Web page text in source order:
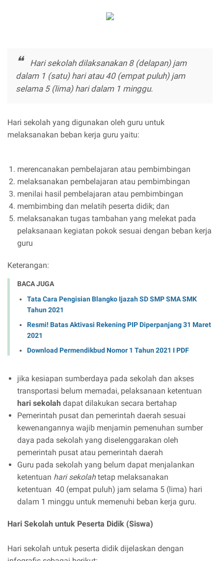
Hari sekolah dilaksanakan 8 (delapan) jam
dalam 1 (satu) hari atau 40 (empat puluh) jam
selama 5 (lima) hari dalam 1 minggu.
Hari sekolah yang digunakan oleh guru untuk
melaksanakan beban kerja guru yaitu:
merencanakan pembelajaran atau pembimbingan
melaksanakan pembelajaran atau pembimbingan
menilai hasil pembelajaran atau pembimbingan
membimbing dan melatih peserta didik; dan
melaksanakan tugas tambahan yang melekat pada
pelaksanaan kegiatan pokok sesuai dengan beban kerja
guru
Keterangan:
BACA JUGA
Tata Cara Pengisian Blangko Ijazah SD SMP SMA SMK
Tahun 2021
Resmi! Batas Aktivasi Rekening PIP Diperpanjang 31 Maret
2021
Download Permendikbud Nomor 1 Tahun 2021 I PDF
jika kesiapan sumberdaya pada sekolah dan akses
transportasi belum memadai, pelaksanaan ketentuan
hari sekolah dapat dilakukan secara bertahap
Pemerintah pusat dan pemerintah daerah sesuai
kewenangannya wajib menjamin pemenuhan sumber
daya pada sekolah yang diselenggarakan oleh
pemerintah pusat atau pemerintah daerah
Guru pada sekolah yang belum dapat menjalankan
ketentuan hari sekolahtetap melaksanakan
ketentuan 40 (empat puluh) jam selama 5 (lima) hari
dalam 1 minggu untuk memenuhi beban kerja guru.
Hari Sekolah untuk Peserta Didik (Siswa)
Hari sekolah untuk peserta didik dijelaskan dengan